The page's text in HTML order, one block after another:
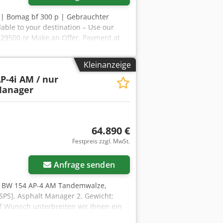
| Bomag bf 300 p | Gebrauchter
to your destination – Use our
or Make an Offer. Payment at
by an independent expert 56
📌 Inspector's Comment:
der Inspektion,
niedrig, alle anderen
Aeck 📄 Want to see the full
is commonly used when looking
✔ Thorough inspection by
Secure and flexible payment
and resources for all equipment
Kleinanzeige
4i AM / nur
64.890 €
Festpreis zzgl. MwSt.
Anfrage senden
154 AP-4 AM Tandemwalze,
Asphalt Manager 2, Gewicht:
Wunsch unterbreiten wir Ihnen ein
Weitere Informationen finden Sie